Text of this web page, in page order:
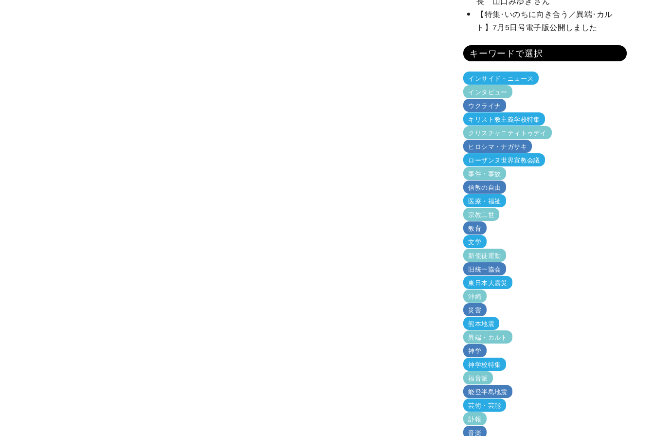
【特集･いのちに向き合う／異端･カル
ト】7月5日号電子版公開しました
キーワードで選択
インサイド・ニュース
インタビュー
ウクライナ
キリスト教主義学校特集
クリスチャニティトゥデイ
ヒロシマ・ナガサキ
ローザンヌ世界宣教会議
事件・事故
信教の自由
医療・福祉
宗教二世
教育
文学
新使徒運動
旧統一協会
東日本大震災
沖縄
災害
熊本地震
異端・カルト
神学
神学校特集
福音派
能登半島地震
芸術・芸能
訃報
音楽